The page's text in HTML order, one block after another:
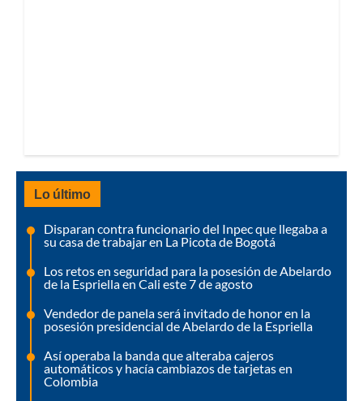
Lo último
Disparan contra funcionario del Inpec que llegaba a
su casa de trabajar en La Picota de Bogotá
Los retos en seguridad para la posesión de Abelardo
de la Espriella en Cali este 7 de agosto
Vendedor de panela será invitado de honor en la
posesión presidencial de Abelardo de la Espriella
Así operaba la banda que alteraba cajeros
automáticos y hacía cambiazos de tarjetas en
Colombia